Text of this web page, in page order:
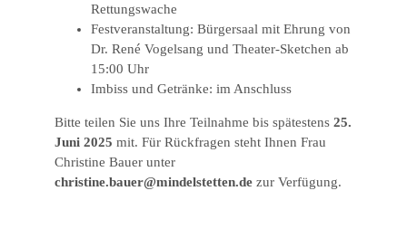
Rettungswache
Festveranstaltung: Bürgersaal mit Ehrung von
Dr. René Vogelsang und Theater-Sketchen ab
15:00 Uhr
Imbiss und Getränke: im Anschluss
Bitte teilen Sie uns Ihre Teilnahme bis spätestens 25.
Juni 2025 mit. Für Rückfragen steht Ihnen Frau
Christine Bauer unter
christine.bauer@mindelstetten.dezur Verfügung.